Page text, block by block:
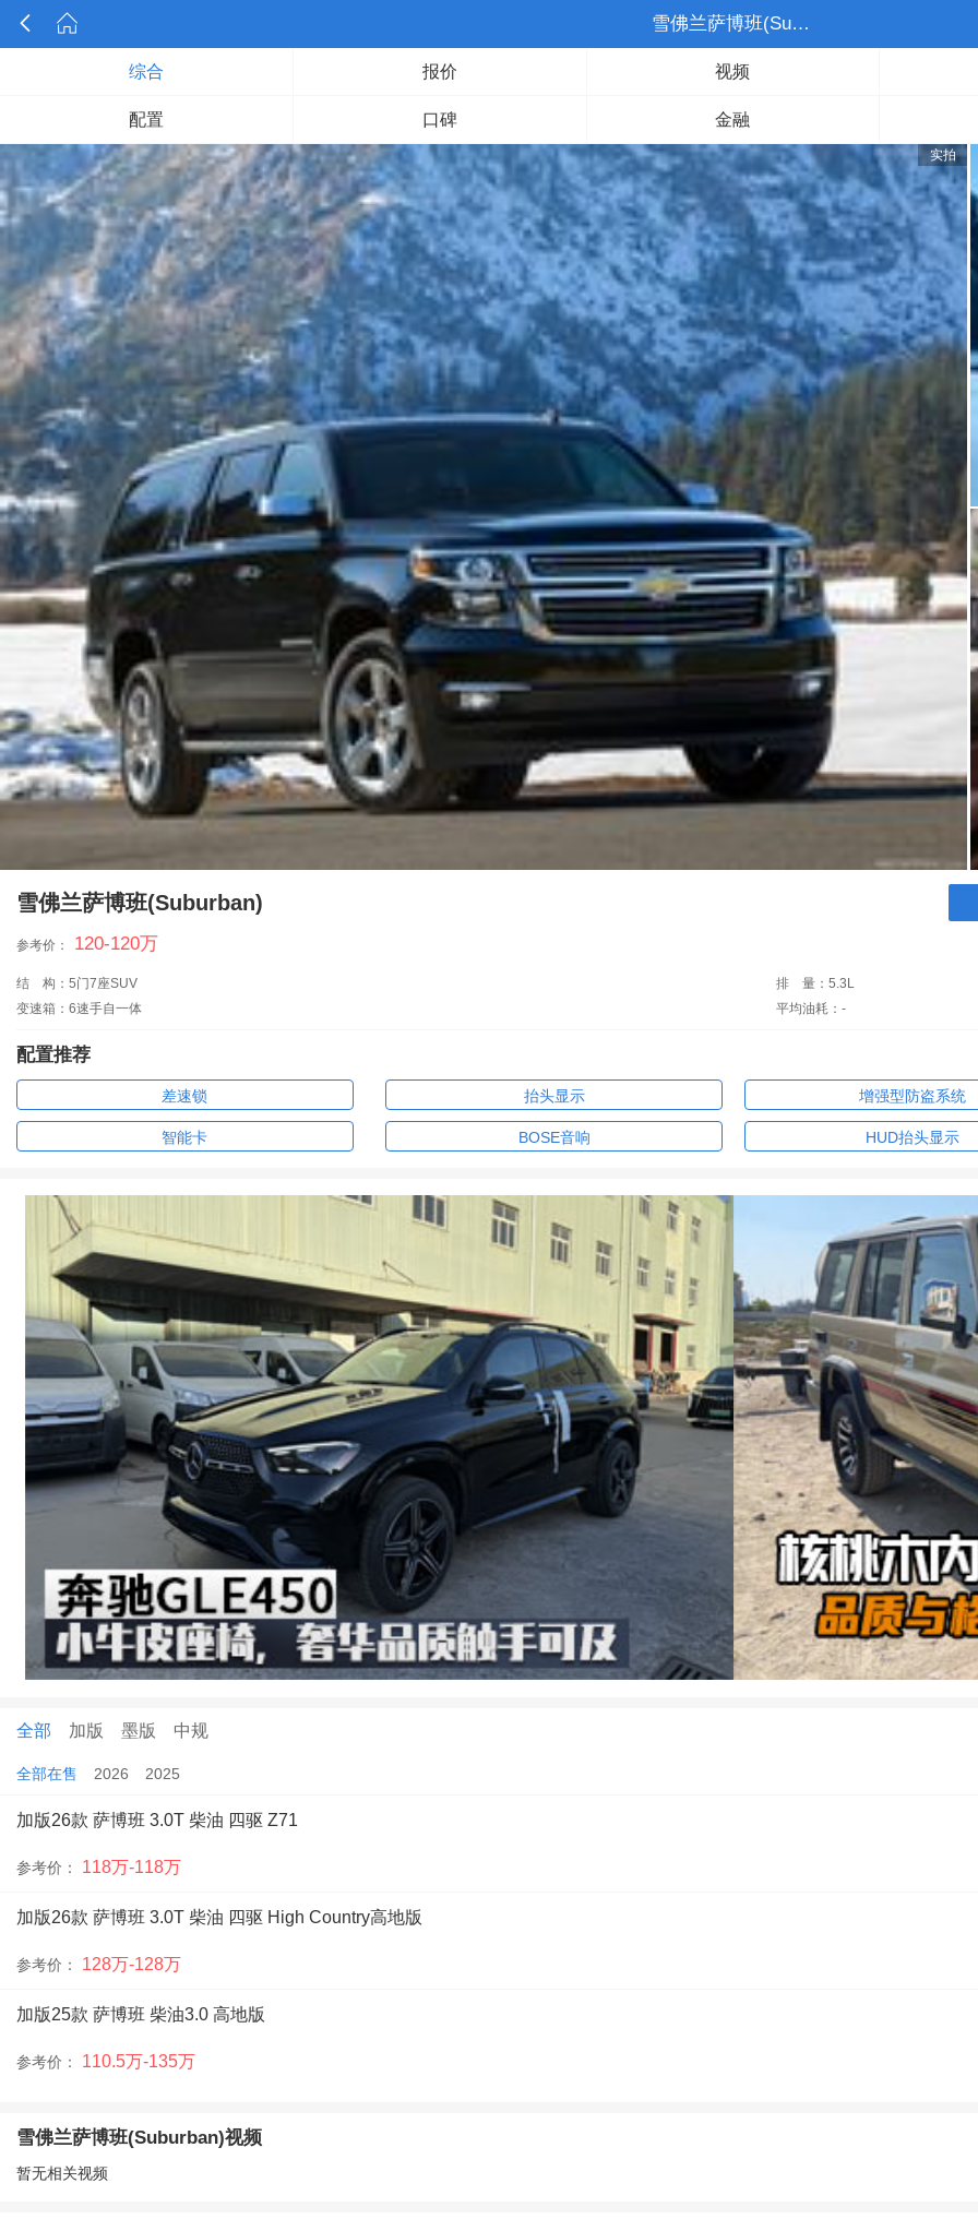
  雪佛兰萨博班(Suburban)
综合 报价 视频
配置 口碑 金融
实拍
雪佛兰萨博班(Suburban)
参考价： 120-120万
结
构：5门7座SUV
变速箱：6速手自一体
排
量：5.3L
平均油耗：-
配置推荐
差速锁 抬头显示 增强型防盗系统
智能卡 BOSE音响 HUD抬头显示
全部 加版 墨版 中规
全部在售 2026 2025
加版26款 萨博班 3.0T 柴油 四驱 Z71
参考价： 118万-118万
加版26款 萨博班 3.0T 柴油 四驱 High Country高地版
参考价： 128万-128万
加版25款 萨博班 柴油3.0 高地版
参考价： 110.5万-135万
雪佛兰萨博班(Suburban)视频
暂无相关视频